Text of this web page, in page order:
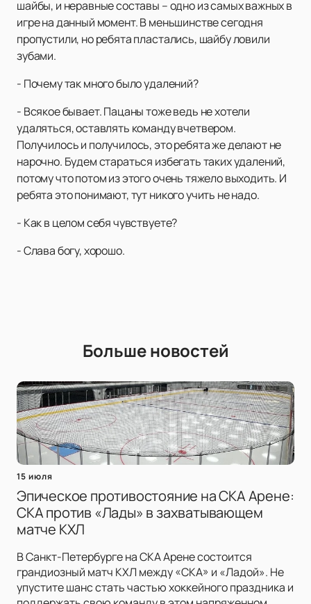
шайбы, и неравные составы – одно из самых важных в
игре на данный момент. В меньшинстве сегодня
пропустили, но ребята пластались, шайбу ловили
зубами.
- Почему так много было удалений?
- Всякое бывает. Пацаны тоже ведь не хотели
удаляться, оставлять команду вчетвером.
Получилось и получилось, это ребята же делают не
нарочно. Будем стараться избегать таких удалений,
потому что потом из этого очень тяжело выходить. И
ребята это понимают, тут никого учить не надо.
- Как в целом себя чувствуете?
- Слава богу, хорошо.
Больше новостей
15 июля
Эпическое противостояние на СКА Арене:
СКА против «Лады» в захватывающем
матче КХЛ
В Санкт-Петербурге на СКА Арене состоится
грандиозный матч КХЛ между «СКА» и «Ладой». Не
упустите шанс стать частью хоккейного праздника и